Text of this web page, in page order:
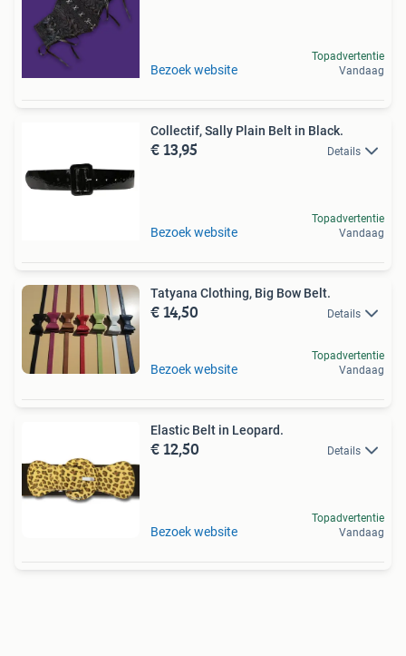
Bezoek website
Topadvertentie
Vandaag
Collectif, Sally Plain Belt in Black.
€ 13,95 Details
Bezoek website
Topadvertentie
Vandaag
Tatyana Clothing, Big Bow Belt.
€ 14,50 Details
Bezoek website
Topadvertentie
Vandaag
Elastic Belt in Leopard.
€ 12,50 Details
Bezoek website
Topadvertentie
Vandaag